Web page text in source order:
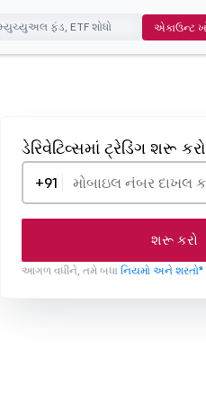
એકાઉન્ટ
ડેરિવેટિવ્સમાં ટ્રેડિંગ શરૂ કરો
+91
શરૂ કરો
આગળ વધીને, તમે બધા નિયમો અને શરતો*